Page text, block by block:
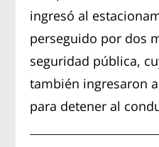
ingresó al
perseguido por dos
seguridad pública,
también ingresaron
para detener al